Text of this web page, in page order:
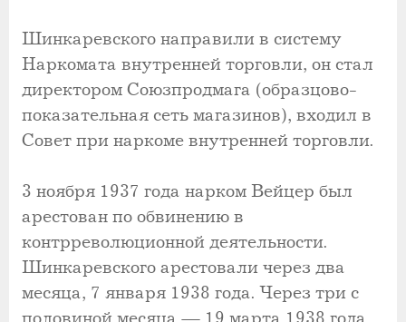
Шинкаревского направили в систему
Наркомата внутренней торговли, он стал
директором Союзпродмага (образцово-
показательная сеть магазинов), входил в
Совет при наркоме внутренней торговли.
3 ноября 1937 года нарком Вейцер был
арестован по обвинению в
контрреволюционной деятельности.
Шинкаревского арестовали через два
месяца, 7 января 1938 года. Через три с